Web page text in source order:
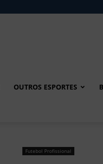
OUTROS ESPORTES
Futebol Profissional